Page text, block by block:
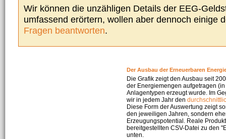
Wir können die unzähligen Details der EEG-
umfassend erörtern, wollen aber dennoch einige
Fragen beantworten.
Der Ausbau der Erneuerbaren
Die Grafik zeigt den Ausbau seit
der Energiemengen aufgetragen
Anlagentypen erzeugt wurde. Im
wir in jedem Jahr den
Diese Form der Auswertung zeigt
den jeweiligen Jahren, sondern
Erzeugungspotential. Reale
bereitgestellten CSV-Datei zu den
unten.